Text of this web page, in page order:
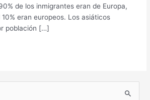
de los inmigrantes eran de Europa,
eran europeos. Los asiáticos
población […]